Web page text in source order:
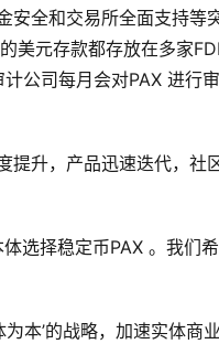
安全和交易所全面支持等
美元存款都存放在多家
公司每月会对PAX 进行审
提升，产品迅速迭代，社
选择稳定币PAX 。我们
本’的战略，加速实体商